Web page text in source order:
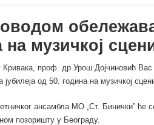
на музичкој
проф. др Урош Дојчиновић Вас
од 50. година на музичкој
ансамбла МО „Ст. Бинички”
позоришту у Београду.